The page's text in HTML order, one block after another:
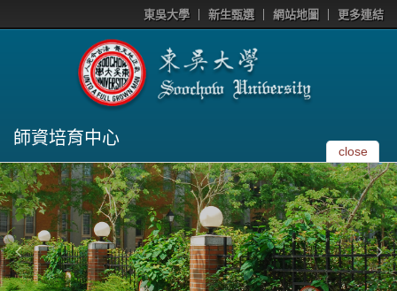
東吳大學 新生甄選 網站地圖 更多連結
師資培育中心
close